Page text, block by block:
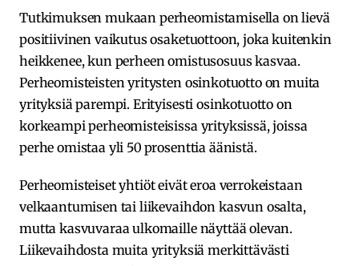
Tutkimuksen mukaan perheomistamisella on lievä
positiivinen vaikutus osaketuottoon, joka kuitenkin
heikkenee, kun perheen omistusosuus kasvaa.
Perheomisteisten yritysten osinkotuotto on muita
yrityksiä parempi. Erityisesti osinkotuotto on
korkeampi perheomisteisissa yrityksissä, joissa
perhe omistaa yli 50 prosenttia äänistä.
Perheomisteiset yhtiöt eivät eroa verrokeistaan
velkaantumisen tai liikevaihdon kasvun osalta,
mutta kasvuvaraa ulkomaille näyttää olevan.
Liikevaihdosta muita yrityksiä merkittävästi